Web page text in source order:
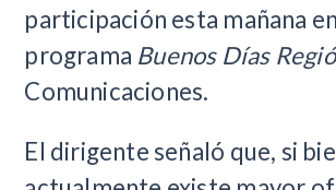
participación esta mañana
programa Buenos Días
Comunicaciones.
El dirigente señaló que, si